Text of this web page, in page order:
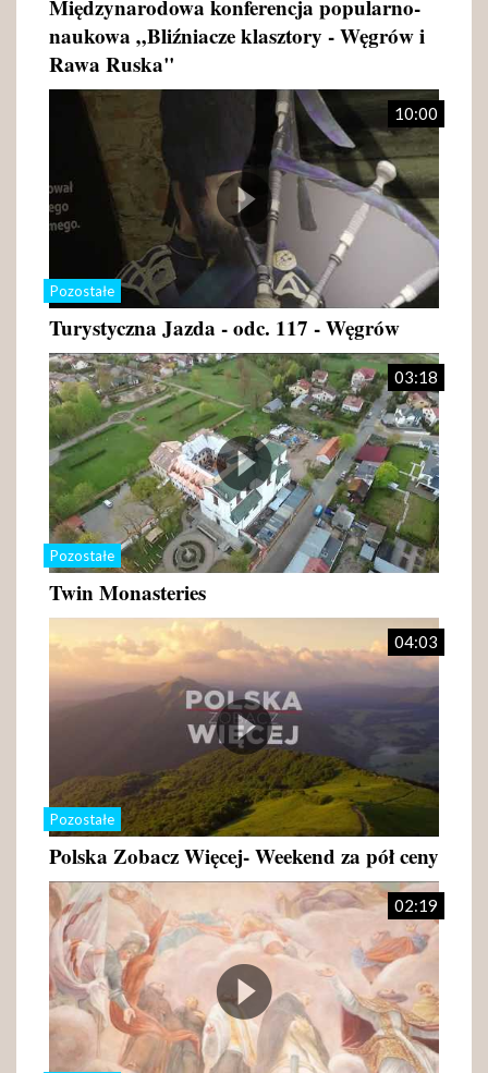
Międzynarodowa konferencja popularno-
naukowa „Bliźniacze klasztory - Węgrów i
Rawa Ruska"
Pozostałe
10:00
Turystyczna Jazda - odc. 117 - Węgrów
Pozostałe
03:18
Twin Monasteries
Pozostałe
04:03
Polska Zobacz Więcej- Weekend za pół ceny
02:19